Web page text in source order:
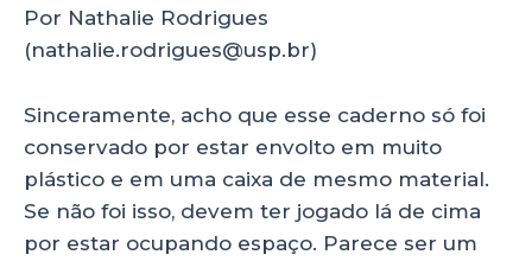
a
ts
A
p
p
c
e
b
o
o
k
k
e
dI
n
a
re
Por Nathalie Rodrigues
(nathalie.rodrigues@usp.br)
Sinceramente, acho que esse caderno só foi
conservado por estar envolto em muito
plástico e em uma caixa de mesmo material.
Se não foi isso, devem ter jogado lá de cima
por estar ocupando espaço. Parece ser um